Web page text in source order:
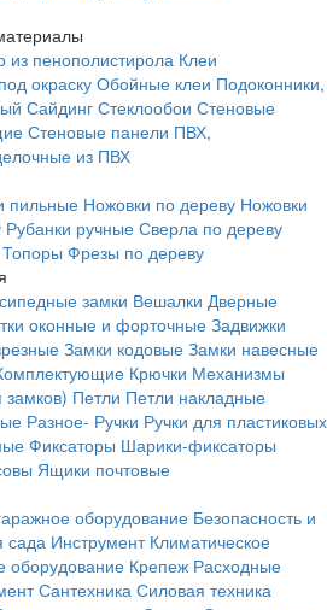
из пенополистирола Клеи
окраскуОбойные клеи Подоконники,
Сайдинг Стеклообои Стеновые
Стеновые панели ПВХ,
из ПВХ
пильные Ножовки по дереву Ножовки
Рубанки ручные Сверла по дереву
Топоры Фрезы по дереву
замки Вешалки Дверные
оконные и форточные Задвижки
Замки кодовые Замки навесные
Крючки Механизмы
Петли Петли накладные
Разное- Ручки Ручки для пластиковых
Фиксаторы Шарики-фиксаторы
Ящики почтовые
оборудование Безопасность и
сада Инструмент Климатическое
оборудование Крепеж Расходные
Сантехника Силовая техника